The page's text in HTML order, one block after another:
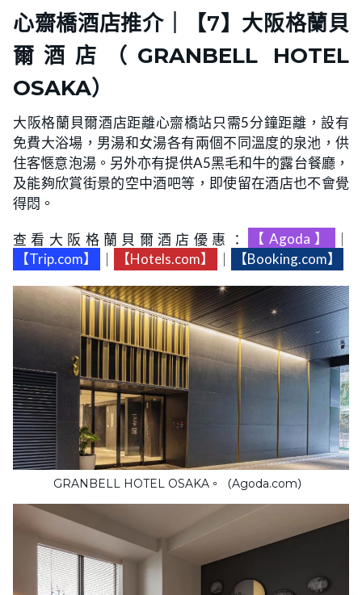
心齋橋酒店推介｜【7】大阪格蘭貝
爾酒店（ GRANBELL HOTEL
OSAKA）
大阪格蘭貝爾酒店距離心齋橋站只需5分鐘距離，設有
免費大浴場，男湯和女湯各有兩個不同溫度的泉池，供
住客愜意泡湯。另外亦有提供A5黑毛和牛的露台餐廳，
及能夠欣賞街景的空中酒吧等，即使留在酒店也不會覺
得悶。
查看大阪格蘭貝爾酒店優惠： 【Agoda】
【Trip.com】
【Hotels.com】 【Booking.com】
GRANBELL HOTEL OSAKA。（Agoda.com）